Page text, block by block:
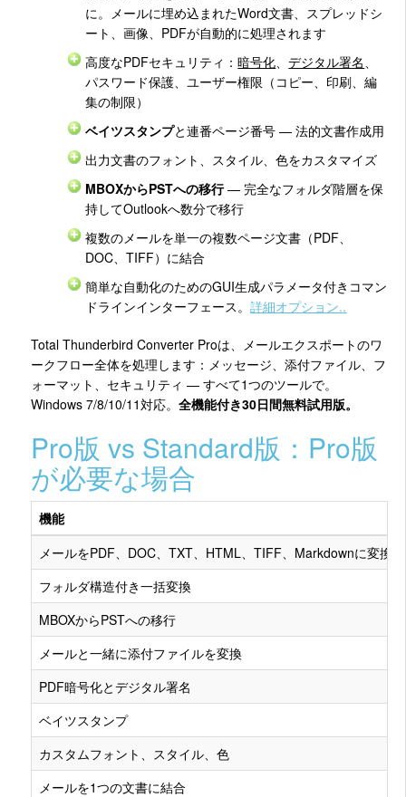
に。メールに埋め込まれたWord文書、スプレッドシ
ート、画像、PDFが自動的に処理されます
高度なPDFセキュリティ：暗号化 、デジタル署名
パスワード保護、ユーザー権限（コピー、印刷、編
集の制限）
ベイツスタンプと連番ページ番号 — 法的文書作成用
出力文書のフォント、スタイル、色をカスタマイズ
MBOXからPSTへの移行— 完全なフォルダ階層を保
持してOutlookへ数分で移行
複数のメールを単一の複数ページ文書（PDF、
DOC、TIFF）に結合
簡単な自動化のためのGUI生成パラメータ付きコマン
ドラインインターフェース。詳細オプション..
Total Thunderbird Converter Proは、メールエクスポートのワ
ークフロー全体を処理します：メッセージ、添付ファイル、フ
ォーマット、セキュリティ — すべて1つのツールで。
Windows 7/8/10/11対応。全機能付き30日間無料試用版。
Pro版 vs Standard版：Pro版
が必要な場合
機能
メールをPDF、DOC、TXT、HTML、TIFF、Markdownに変換
フォルダ構造付き一括変換
MBOXからPSTへの移行
メールと一緒に添付ファイルを変換
PDF暗号化とデジタル署名
ベイツスタンプ
カスタムフォント、スタイル、色
メールを1つの文書に結合